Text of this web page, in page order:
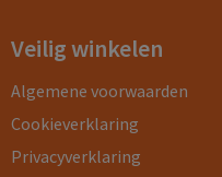
Veilig winkelen
Algemene voorwaarden
Cookieverklaring
Privacyverklaring